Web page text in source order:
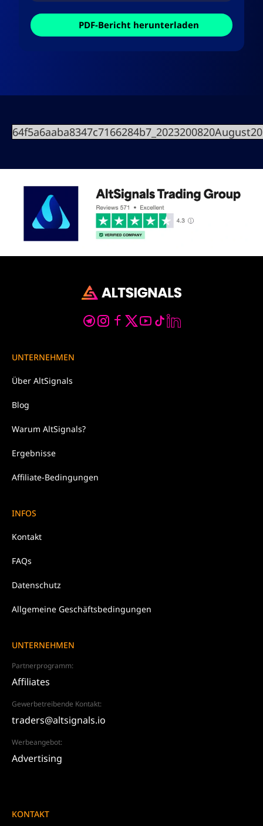
PDF-Bericht herunterladen
UNTERNEHMEN
Über AltSignals
Blog
Warum AltSignals?
Ergebnisse
Affiliate-Bedingungen
INFOS
Kontakt
FAQs
Datenschutz
Allgemeine Geschäftsbedingungen
UNTERNEHMEN
Partnerprogramm:
Affiliates
Gewerbetreibende Kontakt:
traders@altsignals.io
Werbeangebot:
Advertising
KONTAKT